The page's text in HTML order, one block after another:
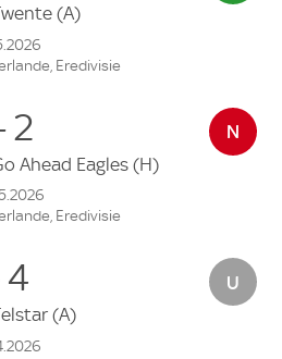
(A)
Eredivisie
2
Ahead Eagles (H)
Eredivisie
4
(A)